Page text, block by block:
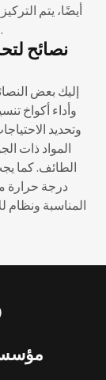
أيضًا، يتم
لتحسين جودة الأكواخ ومتانتها.
نصائح
إليك بعض
وأداء أكواخ
وتحديد
المواد ذات
الطائف. كما
درجة حرارة
المناسبة ونظام